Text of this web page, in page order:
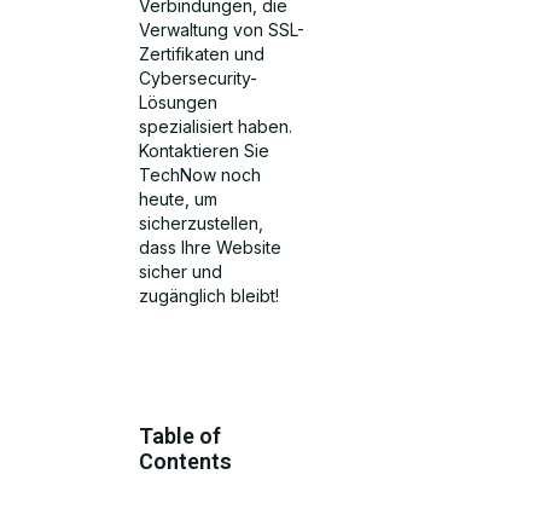
Verbindungen, die
Verwaltung von SSL-
Zertifikaten und
Cybersecurity-
Lösungen
spezialisiert haben.
Kontaktieren Sie
TechNow noch
heute, um
sicherzustellen,
dass Ihre Website
sicher und
zugänglich bleibt!
Table of
Contents